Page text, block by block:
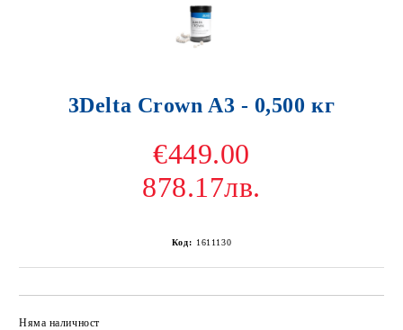
3Delta Crown A3 - 0,500 кг
€449.00
878.17лв.
Код: 1611130
Няма наличност